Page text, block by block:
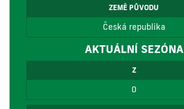
ZEMĚ PŮVODU
Česká republika
AKTUÁLNÍ SEZÓNA
Z
0